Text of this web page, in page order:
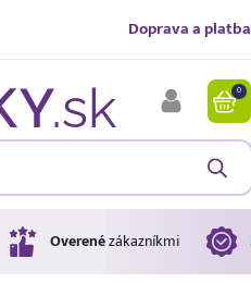
Doprava a platba
0
Overenézákazníkmi